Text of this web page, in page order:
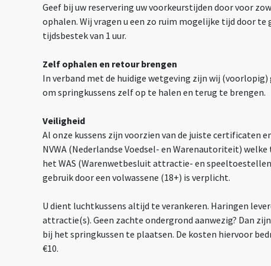
Geef bij uw reservering uw voorkeurstijden door voor
ophalen. Wij vragen u een zo ruim mogelijke tijd door te
tijdsbestek van 1 uur.
Zelf ophalen en retour brengen
In verband met de huidige wetgeving zijn wij
om springkussens zelf op te halen en terug te brengen.
Veiligheid
Al onze kussens zijn voorzien van de juiste certificaten
NVWA (Nederlandse Voedsel- en Warenautoriteit)
het WAS (Warenwetbesluit attractie- en
gebruik door een volwassene (18+) is verplicht.
U dient luchtkussens altijd te verankeren. Haringen
attractie(s). Geen zachte ondergrond aanwezig? Dan
bij het springkussen te plaatsen. De kosten hiervoor
€10.